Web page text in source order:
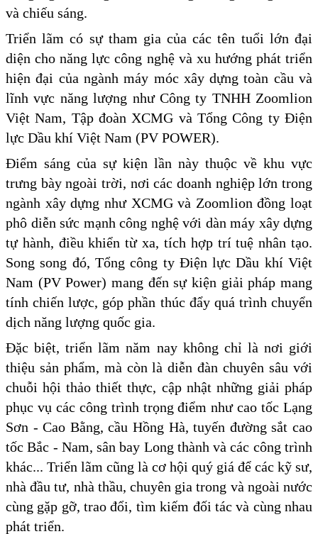
và chiếu sáng.
Triển lãm có sự tham gia của các tên tuổi lớn đại
diện cho năng lực công nghệ và xu hướng phát triển
hiện đại của ngành máy móc xây dựng toàn cầu và
lĩnh vực năng lượng như Công ty TNHH Zoomlion
Việt Nam, Tập đoàn XCMG và Tổng Công ty Điện
lực Dầu khí Việt Nam (PV POWER).
Điểm sáng của sự kiện lần này thuộc về khu vực
trưng bày ngoài trời, nơi các doanh nghiệp lớn trong
ngành xây dựng như XCMG và Zoomlion đồng loạt
phô diễn sức mạnh công nghệ với dàn máy xây dựng
tự hành, điều khiển từ xa, tích hợp trí tuệ nhân tạo.
Song song đó, Tổng công ty Điện lực Dầu khí Việt
Nam (PV Power) mang đến sự kiện giải pháp mang
tính chiến lược, góp phần thúc đẩy quá trình chuyển
dịch năng lượng quốc gia.
Đặc biệt, triển lãm năm nay không chỉ là nơi giới
thiệu sản phẩm, mà còn là diễn đàn chuyên sâu với
chuỗi hội thảo thiết thực, cập nhật những giải pháp
phục vụ các công trình trọng điểm như cao tốc Lạng
Sơn - Cao Bằng, cầu Hồng Hà, tuyến đường sắt cao
tốc Bắc - Nam, sân bay Long thành và các công trình
khác... Triển lãm cũng là cơ hội quý giá để các kỹ sư,
nhà đầu tư, nhà thầu, chuyên gia trong và ngoài nước
cùng gặp gỡ, trao đổi, tìm kiếm đối tác và cùng nhau
phát triển.